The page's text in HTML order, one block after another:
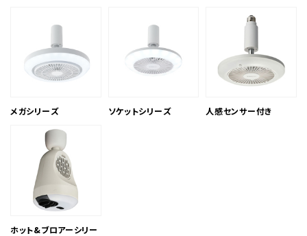
メガシリーズ ソケットシリーズ 人感センサー付き
ホット&ブロアーシリー